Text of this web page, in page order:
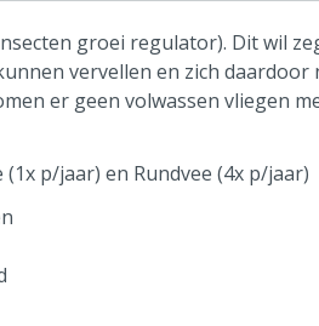
groei regulator). Dit wil
vervellen en zich daardoor
er geen volwassen vliegen
p/jaar) en Rundvee (4x p/jaar)